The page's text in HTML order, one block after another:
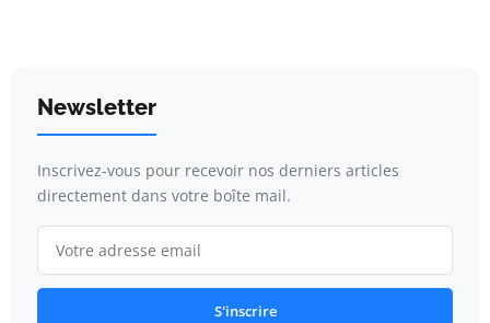
Newsletter
Inscrivez-vous pour recevoir nos derniers articles
directement dans votre boîte mail.
S'inscrire